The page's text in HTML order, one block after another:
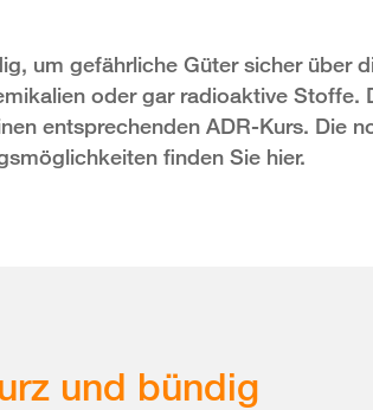
um gefährliche Güter sicher über
oder gar radioaktive Stoffe.
entsprechenden ADR-Kurs. Die
finden Sie hier.
und bündig